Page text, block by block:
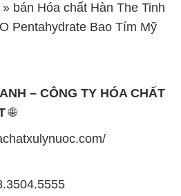
bán Hóa chất Hàn The Tinh
Pentahydrate Bao Tím Mỹ
– CÔNG TY HÓA CHẤT
🌐